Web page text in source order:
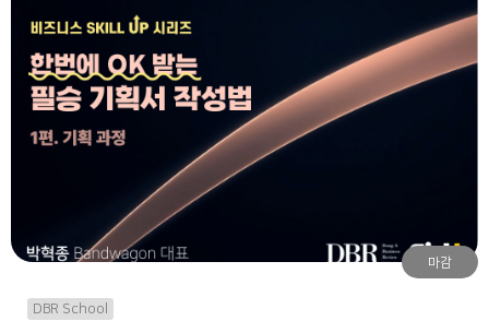
마감
DBR School